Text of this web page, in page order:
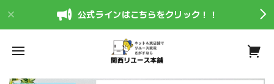
公式ラインはこちらをクリック！！